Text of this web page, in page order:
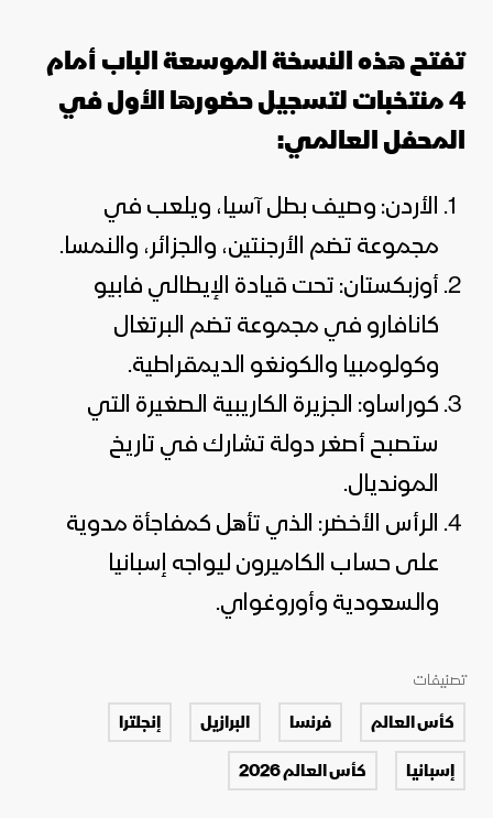
تفتح هذه النسخة الموسعة الباب أمام
4 منتخبات لتسجيل حضورها الأول في
المحفل العالمي:
الأردن: وصيف بطل آسيا، ويلعب في
مجموعة تضم الأرجنتين، والجزائر، والنمسا.
أوزبكستان: تحت قيادة الإيطالي فابيو
كانافارو في مجموعة تضم البرتغال
وكولومبيا والكونغو الديمقراطية.
كوراساو: الجزيرة الكاريبية الصغيرة التي
ستصبح أصغر دولة تشارك في تاريخ
المونديال.
الرأس الأخضر: الذي تأهل كمفاجأة مدوية
على حساب الكاميرون ليواجه إسبانيا
والسعودية وأوروغواي.
تصنيفات
كأس العالم فرنسا البرازيل
إنجلترا
إسبانيا
كأس العالم 2026